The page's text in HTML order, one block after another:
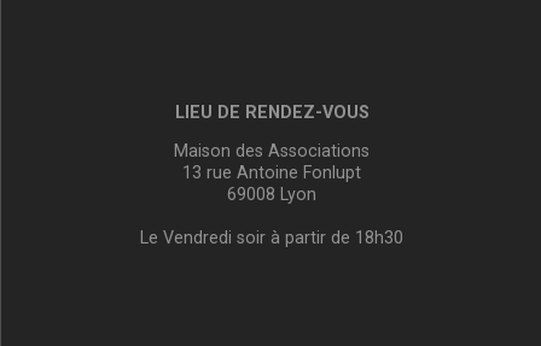
LIEU DE RENDEZ-VOUS
Maison des Associations
13 rue Antoine Fonlupt
69008 Lyon
Le Vendredi soir à partir de 18h30